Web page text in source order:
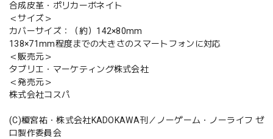
合成皮革・ポリカーボネイト
＜サイズ＞
カバーサイズ：（約）142×80mm
138×71mm程度までの大きさのスマートフォンに対応
＜販売元＞
タブリエ・マーケティング株式会社
＜発売元＞
株式会社コスパ
(C)榎宮祐・株式会社KADOKAWA刊／ノーゲーム・ノーライフ ゼ
ロ製作委員会